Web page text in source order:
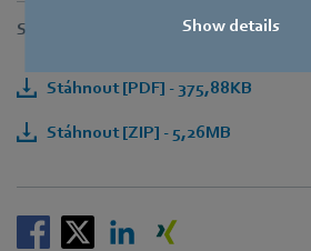
Show details
Stahování souborů
Stáhnout [PDF] - 375,88KB
Stáhnout [ZIP] - 5,26MB